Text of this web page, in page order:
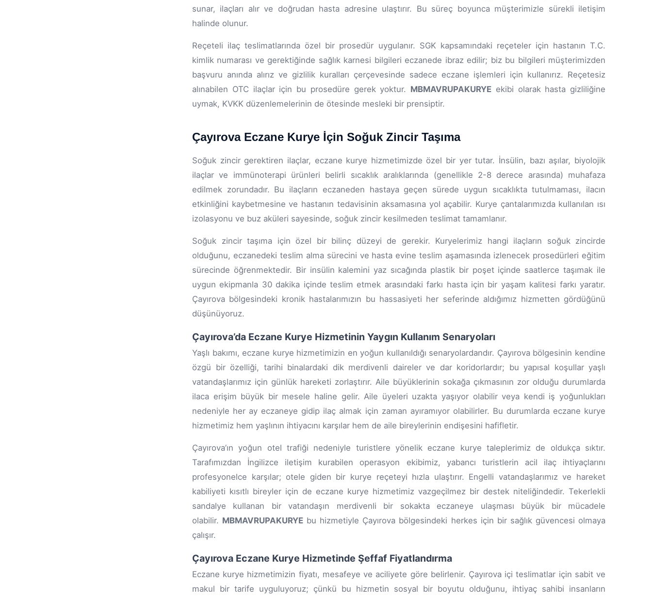
sunar, ilaçları alır ve doğrudan hasta adresine ulaştırır. Bu süreç boyunca müşterimizle sürekli iletişim
halinde olunur.
Reçeteli ilaç teslimatlarında özel bir prosedür uygulanır. SGK kapsamındaki reçeteler için hastanın T.C.
kimlik numarası ve gerektiğinde sağlık karnesi bilgileri eczanede ibraz edilir; biz bu bilgileri müşterimizden
başvuru anında alırız ve gizlilik kuralları çerçevesinde sadece eczane işlemleri için kullanırız. Reçetesiz
alınabilen OTC ilaçlar için bu prosedüre gerek yoktur. MBMAVRUPAKURYE ekibi olarak hasta gizliliğine
uymak, KVKK düzenlemelerinin de ötesinde mesleki bir prensiptir.
Çayırova Eczane Kurye İçin Soğuk Zincir Taşıma
Soğuk zincir gerektiren ilaçlar, eczane kurye hizmetimizde özel bir yer tutar. İnsülin, bazı aşılar, biyolojik
ilaçlar ve immünoterapi ürünleri belirli sıcaklık aralıklarında (genellikle 2-8 derece arasında) muhafaza
edilmek zorundadır. Bu ilaçların eczaneden hastaya geçen sürede uygun sıcaklıkta tutulmaması, ilacın
etkinliğini kaybetmesine ve hastanın tedavisinin aksamasına yol açabilir. Kurye çantalarımızda kullanılan ısı
izolasyonu ve buz aküleri sayesinde, soğuk zincir kesilmeden teslimat tamamlanır.
Soğuk zincir taşıma için özel bir bilinç düzeyi de gerekir. Kuryelerimiz hangi ilaçların soğuk zincirde
olduğunu, eczanedeki teslim alma sürecini ve hasta evine teslim aşamasında izlenecek prosedürleri eğitim
sürecinde öğrenmektedir. Bir insülin kalemini yaz sıcağında plastik bir poşet içinde saatlerce taşımak ile
uygun ekipmanla 30 dakika içinde teslim etmek arasındaki farkı hasta için bir yaşam kalitesi farkı yaratır.
Çayırova bölgesindeki kronik hastalarımızın bu hassasiyeti her seferinde aldığımız hizmetten gördüğünü
düşünüyoruz.
Çayırova’da Eczane Kurye Hizmetinin Yaygın Kullanım Senaryoları
Yaşlı bakımı, eczane kurye hizmetimizin en yoğun kullanıldığı senaryolardandır. Çayırova bölgesinin kendine
özgü bir özelliği, tarihi binalardaki dik merdivenli daireler ve dar koridorlardır; bu yapısal koşullar yaşlı
vatandaşlarımız için günlük hareketi zorlaştırır. Aile büyüklerinin sokağa çıkmasının zor olduğu durumlarda
ilaca erişim büyük bir mesele haline gelir. Aile üyeleri uzakta yaşıyor olabilir veya kendi iş yoğunlukları
nedeniyle her ay eczaneye gidip ilaç almak için zaman ayıramıyor olabilirler. Bu durumlarda eczane kurye
hizmetimiz hem yaşlının ihtiyacını karşılar hem de aile bireylerinin endişesini hafifletir.
Çayırova’ın yoğun otel trafiği nedeniyle turistlere yönelik eczane kurye taleplerimiz de oldukça sıktır.
Tarafımızdan İngilizce iletişim kurabilen operasyon ekibimiz, yabancı turistlerin acil ilaç ihtiyaçlarını
profesyonelce karşılar; otele giden bir kurye reçeteyi hızla ulaştırır. Engelli vatandaşlarımız ve hareket
kabiliyeti kısıtlı bireyler için de eczane kurye hizmetimiz vazgeçilmez bir destek niteliğindedir. Tekerlekli
sandalye kullanan bir vatandaşın merdivenli bir sokakta eczaneye ulaşması büyük bir mücadele
olabilir. MBMAVRUPAKURYE bu hizmetiyle Çayırova bölgesindeki herkes için bir sağlık güvencesi olmaya
çalışır.
Çayırova Eczane Kurye Hizmetinde Şeffaf Fiyatlandırma
Eczane kurye hizmetimizin fiyatı, mesafeye ve aciliyete göre belirlenir. Çayırova içi teslimatlar için sabit ve
makul bir tarife uyguluyoruz; çünkü bu hizmetin sosyal bir boyutu olduğunu, ihtiyaç sahibi insanların